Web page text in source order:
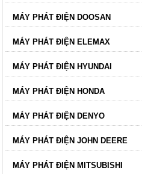
MÁY PHÁT ĐIỆN DOOSAN
MÁY PHÁT ĐIỆN ELEMAX
MÁY PHÁT ĐIỆN HYUNDAI
MÁY PHÁT ĐIỆN HONDA
MÁY PHÁT ĐIỆN DENYO
MÁY PHÁT ĐIỆN JOHN DEERE
MÁY PHÁT ĐIỆN MITSUBISHI